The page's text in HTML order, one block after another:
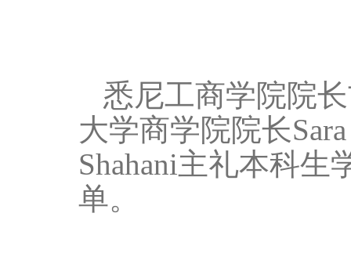
悉尼工商学院院
大学商学院院长
Shahani主礼本科生
单。